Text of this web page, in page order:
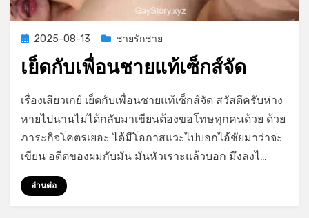
Posted
on
2025-08-13 ชายรักชาย
เย็ดกับเพื่อนชายแท้เซ็กส์จัด
GayStory
Leave a comment
on
กับ
เพื่อน
ชาย
เรื่องเสียวเกย์ เย็ดกับเพื่อนชายแท้เซ็กส์จัด สวัสดีครับห่าง
หายไปนานไม่ได้กลับมาเขียนต้องขอโทษทุกคนด้วย ด้วย
ภาระกิจโคตรเยอะ ได้มีโอกาสแวะไปบอกไอ้ชัยมาว่าจะ
เขียน อดีตของผมกับมัน มันหัวเราะแล้วบอก มึงลงไ…
อ่านต่อ